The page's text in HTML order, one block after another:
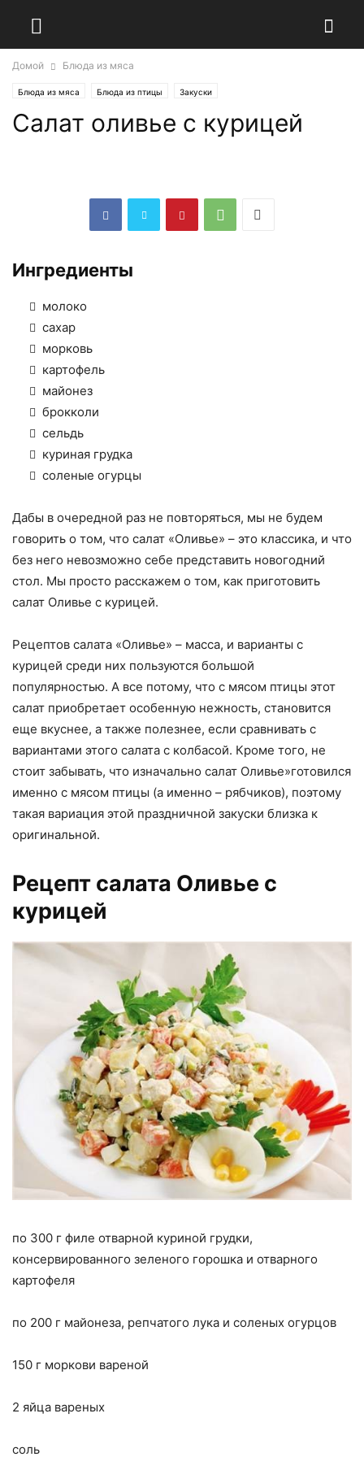
Домой Блюда из мяса
Блюда из мяса Блюда из птицы Закуски
Меню на праздничный стол Русская кухня
Салаты Салаты на день рождения
Салат оливье с курицей
Ингредиенты
молоко
сахар
морковь
картофель
майонез
брокколи
сельдь
куриная грудка
соленые огурцы
Дабы в очередной раз не повторяться, мы не будем
говорить о том, что салат «Оливье» – это классика, и что
без него невозможно себе представить новогодний
стол. Мы просто расскажем о том, как приготовить
салат Оливье с курицей.
Рецептов салата «Оливье» – масса, и варианты с
курицей среди них пользуются большой
популярностью. А все потому, что с мясом птицы этот
салат приобретает особенную нежность, становится
еще вкуснее, а также полезнее, если сравнивать с
вариантами этого салата с колбасой. Кроме того, не
стоит забывать, что изначально салат Оливье»готовился
именно с мясом птицы (а именно – рябчиков), поэтому
такая вариация этой праздничной закуски близка к
оригинальной.
Рецепт салата Оливье с
курицей
по 300 г филе отварной куриной грудки,
консервированного зеленого горошка и отварного
картофеля
по 200 г майонеза, репчатого лука и соленых огурцов
150 г моркови вареной
2 яйца вареных
соль